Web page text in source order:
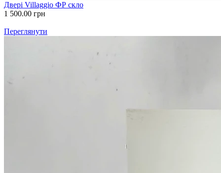
Двері Villaggio ФР скло
1 500.00 грн
Переглянути